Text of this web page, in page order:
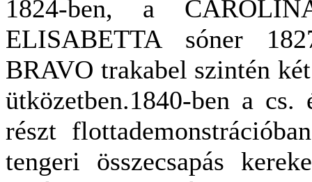
1824-ben, a
ELISABETTA sóner
BRAVO trakabel szintén
ütközetben.1840-ben a
részt
tengeri összecsapás